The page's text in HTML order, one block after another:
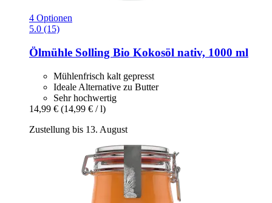
4 Optionen
5.0 (15)
Ölmühle Solling Bio Kokosöl nativ, 1000 ml
Mühlenfrisch kalt gepresst
Ideale Alternative zu Butter
Sehr hochwertig
14,99 € (14,99 € / l)
Zustellung bis 13. August